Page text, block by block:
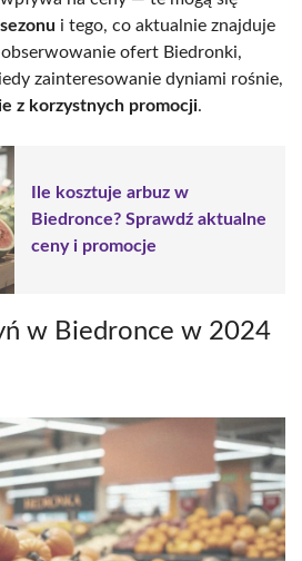
sezonu i tego, co aktualnie znajduje
obserwowanie ofert Biedronki,
zainteresowanie dyniami rośnie,
z korzystnych promocji.
Ile kosztuje arbuz w
Biedronce? Sprawdź aktualne
ceny i promocje
w Biedronce w 2024